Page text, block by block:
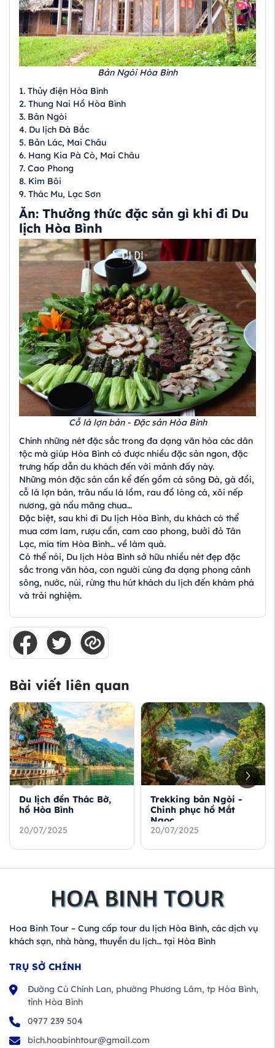
Bản Ngòi Hòa Bình
1. Thủy điện Hòa Bình
2. Thung Nai Hồ Hòa Bình
3. Bản Ngòi
4. Du lịch Đà Bắc
5. Bản Lác, Mai Châu
6. Hang Kia Pà Cò, Mai Châu
7. Cao Phong
8. Kim Bôi
9. Thác Mu, Lạc Sơn
Ăn: Thưởng thức đặc sản gì khi đi Du
lịch Hòa Bình
Cỗ lá lợn bản - Đặc sản Hòa Bình
Chính những nét đặc sắc trong đa dạng văn hóa các dân
tộc mà giúp Hòa Bình có được nhiều đặc sản ngon, đặc
trưng hấp dẫn du khách đến với mảnh đấy này.
Những món đặc sản cần kể đến gồm cá sông Đà, gà đồi,
cỗ lá lợn bản, trâu nấu lá lồm, rau đồ lòng cá, xôi nếp
nương, gà nấu măng chua…
Đặc biệt, sau khi đi Du lịch Hòa Bình, du khách có thể
mua cơm lam, rượu cần, cam cao phong, bưởi đỏ Tân
Lạc, mía tím Hòa Bình… về làm quà.
Có thể nói, Du lịch Hòa Bình sở hữu nhiều nét đẹp đặc
sắc trong văn hóa, con người cùng đa dạng phong cảnh
sông, nước, núi, rừng thu hút khách du lịch đến khám phá
và trải nghiệm.
Bài viết liên quan
Du lịch đền Thác Bờ,
hồ Hòa Bình
20/07/2025
Trekking bản Ngòi -
Chinh phục hồ Mắt
Ngọc
20/07/2025
Hoa Binh Tour – Cung cấp tour du lịch Hòa Bình, các dịch vụ
khách sạn, nhà hàng, thuyền du lịch… tại Hòa Bình
TRỤ SỞ CHÍNH
Đường Cù Chính Lan, phường Phương Lâm, tp Hòa Bình,
tỉnh Hòa Bình
0977 239 504
bich.hoabinhtour@gmail.com